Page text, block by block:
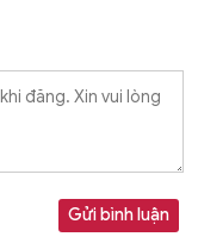
Gửi bình luận